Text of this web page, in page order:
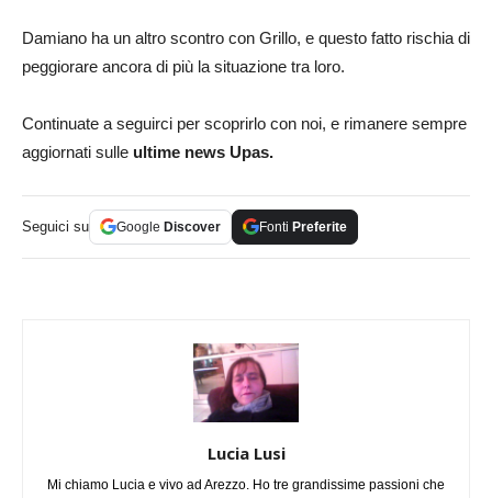
Damiano ha un altro scontro con Grillo, e questo fatto rischia di
peggiorare ancora di più la situazione tra loro.
Continuate a seguirci per scoprirlo con noi, e rimanere sempre
aggiornati sulle ultime news Upas.
Seguici su Google Discover Fonti Preferite
Lucia Lusi
Mi chiamo Lucia e vivo ad Arezzo. Ho tre grandissime passioni che